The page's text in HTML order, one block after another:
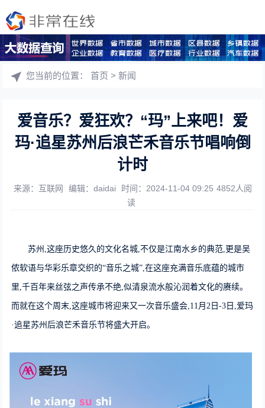
您当前的位置：首页 >新闻
爱音乐？爱狂欢？“玛”上来吧！爱
玛·追星苏州后浪芒禾音乐节唱响倒
计时
来源：互联网 编辑：daidai 时间：2024-11-04 09:25 4852人阅
读
苏州,这座历史悠久的文化名城,不仅是江南水乡的典范,更是吴
侬软语与华彩乐章交织的“音乐之城”,在这座充满音乐底蕴的城市
里,千百年来丝弦之声传承不绝,似清泉流水般沁润着文化的赓续。
而就在这个周末,这座城市将迎来又一次音乐盛会,11月2日-3日,爱玛
·追星苏州后浪芒禾音乐节将盛大开启。